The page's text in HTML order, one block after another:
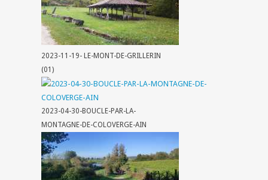
2023-11-19- LE-MONT-DE-GRILLERIN
(01)
2023-04-30-BOUCLE-PAR-LA-
MONTAGNE-DE-COLOVERGE-AIN